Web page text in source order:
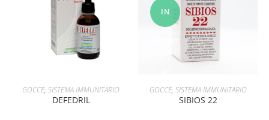
AGGIUNGI AL CARRELLO
GOCCE,SISTEMA IMMUNITARIO
DEFEDRIL
IN
AGGIUNGI AL CARRELLO
GOCCE, SISTEMA IMMUNITARIO
SIBIOS 22